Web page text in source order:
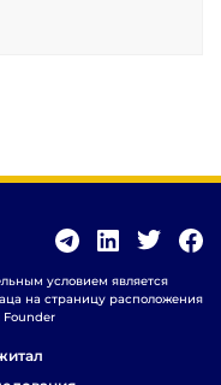
условием является
на страницу расположения
Founder